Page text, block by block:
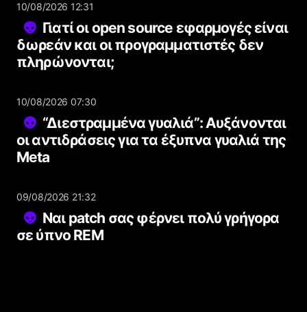
10/08/2026 12:31
Γιατί οι open source εφαρμογές είναι
δωρεάν και οι προγραμματιστές δεν
πληρώνονται;
10/08/2026 07:30
“Διεστραμμένα γυαλιά”: Αυξάνονται
οι αντιδράσεις για τα έξυπνα γυαλιά της
Meta
09/08/2026 21:32
Ναι patch σας φέρνει πολύ γρήγορα
σε ύπνο REM